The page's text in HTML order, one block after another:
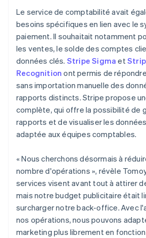
Le service de comptabilité avait
besoins spécifiques en lien avec le
paiement. Il souhaitait notamment
les ventes, le solde des comptes
données clés. Stripe Sigma et
Recognition ont permis de
sans importation manuelle des
rapports distincts. Stripe propose
complète, qui offre la possibilité de
rapports et de visualiser les
adaptée aux équipes comptables.
« Nous cherchons désormais à
nombre d'opérations », révèle
services visent avant tout à attirer
mais notre budget publicitaire était
surcharger notre back-office. Avec
nos opérations, nous pouvons
marketing plus librement en